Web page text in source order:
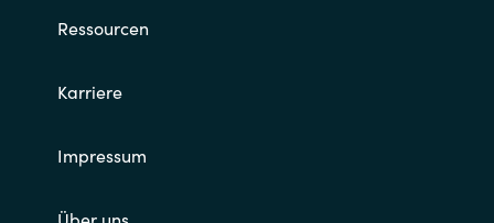
Ressourcen
Karriere
Impressum